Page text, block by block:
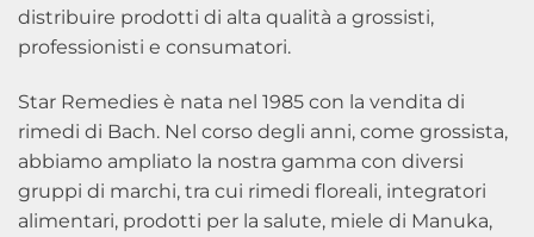
distribuire prodotti di alta qualità a grossisti,
professionisti e consumatori.
Star Remedies è nata nel 1985 con la vendita di
rimedi di Bach. Nel corso degli anni, come grossista,
abbiamo ampliato la nostra gamma con diversi
gruppi di marchi, tra cui rimedi floreali, integratori
alimentari, prodotti per la salute, miele di Manuka,